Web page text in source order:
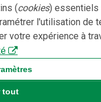
(cookies) essentiels
l'utilisation de
votre expérience à
tout